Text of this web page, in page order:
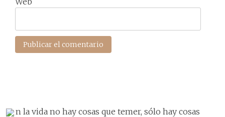
n la vida no hay cosas que temer, sólo hay cosas